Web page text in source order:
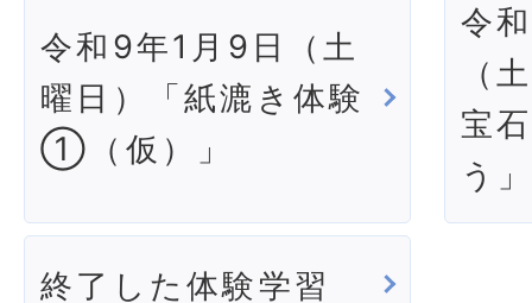
令和9年1月9日（土
曜日）「紙漉き体験
①（仮）」
令
（
宝
う
終了した体験学習